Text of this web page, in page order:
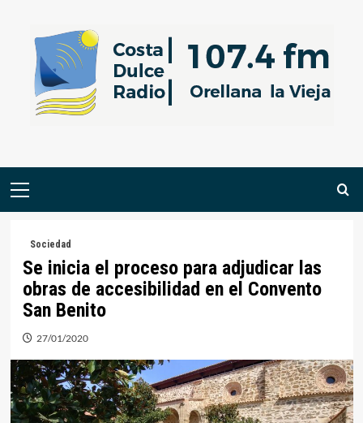
contenido
Menú
Sociedad
Se inicia el proceso para adjudicar las
obras de accesibilidad en el Convento
San Benito
27/01/2020